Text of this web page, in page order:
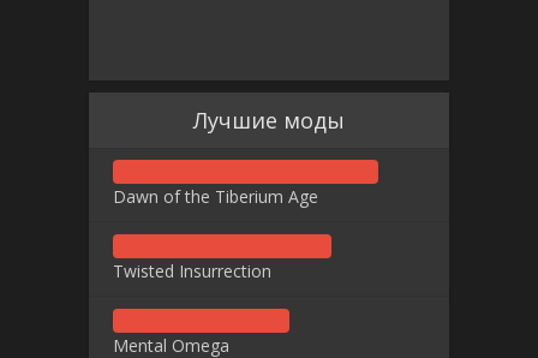
Лучшие моды
Dawn of the Tiberium Age
Twisted Insurrection
Mental Omega